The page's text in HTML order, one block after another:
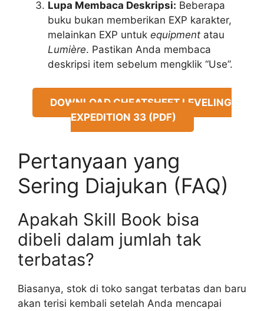
Lupa Membaca Deskripsi: Beberapa
buku bukan memberikan EXP karakter,
melainkan EXP untuk equipment atau
Lumière. Pastikan Anda membaca
deskripsi item sebelum mengklik “Use”.
DOWNLOAD CHEATSHEET LEVELING
EXPEDITION 33 (PDF)
Pertanyaan yang
Sering Diajukan (FAQ)
Apakah Skill Book bisa
dibeli dalam jumlah tak
terbatas?
Biasanya, stok di toko sangat terbatas dan baru
akan terisi kembali setelah Anda mencapai